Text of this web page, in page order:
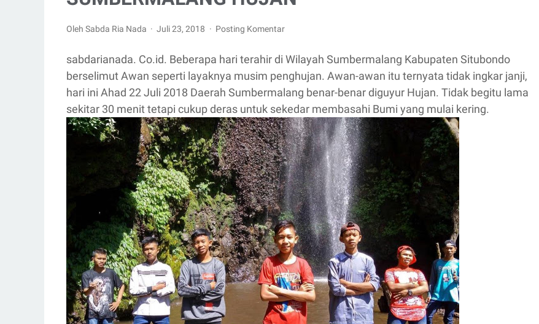
Oleh Sabda Ria Nada Juli 23, 2018 Posting Komentar
sabdarianada. Co.id. Beberapa hari terahir di Wilayah Sumbermalang Kabupaten Situbondo
berselimut Awan seperti layaknya musim penghujan. Awan-awan itu ternyata tidak ingkar janji,
hari ini Ahad 22 Juli 2018 Daerah Sumbermalang benar-benar diguyur Hujan. Tidak begitu lama
sekitar 30 menit tetapi cukup deras untuk sekedar membasahi Bumi yang mulai kering.